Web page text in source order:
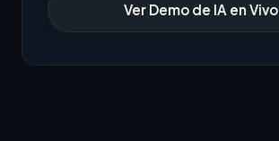
Ver Demo de IA en Vivo